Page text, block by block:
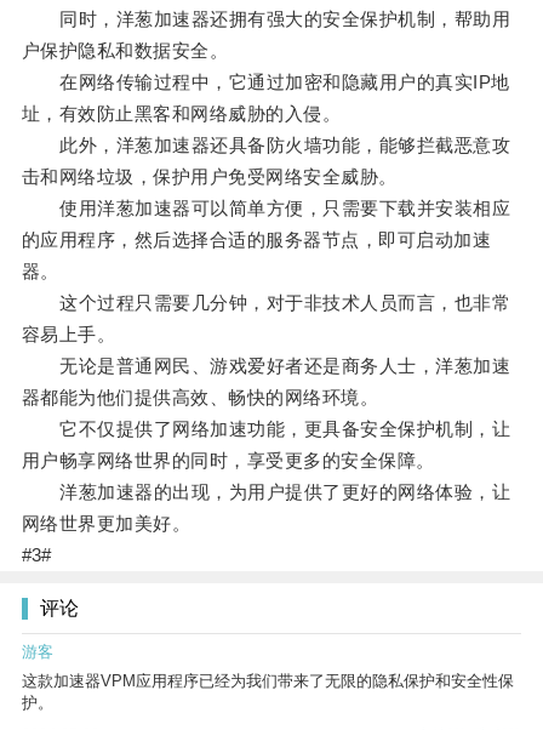
同时，洋葱加速器还拥有强大的安全保护机制，帮助用
户保护隐私和数据安全。
在网络传输过程中，它通过加密和隐藏用户的真实IP地
址，有效防止黑客和网络威胁的入侵。
此外，洋葱加速器还具备防火墙功能，能够拦截恶意攻
击和网络垃圾，保护用户免受网络安全威胁。
使用洋葱加速器可以简单方便，只需要下载并安装相应
的应用程序，然后选择合适的服务器节点，即可启动加速
器。
这个过程只需要几分钟，对于非技术人员而言，也非常
容易上手。
无论是普通网民、游戏爱好者还是商务人士，洋葱加速
器都能为他们提供高效、畅快的网络环境。
它不仅提供了网络加速功能，更具备安全保护机制，让
用户畅享网络世界的同时，享受更多的安全保障。
洋葱加速器的出现，为用户提供了更好的网络体验，让
网络世界更加美好。
#3#
评论
游客
这款加速器VPM应用程序已经为我们带来了无限的隐私保护和安全性保
护。